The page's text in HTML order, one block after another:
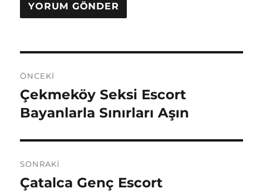
gezinmesi
ÖNCEKI
Önceki
yazı:
Çekmeköy Seksi Escort
Bayanlarla Sınırları Aşın
SONRAKI
Sonraki
Çatalca Genç Escort